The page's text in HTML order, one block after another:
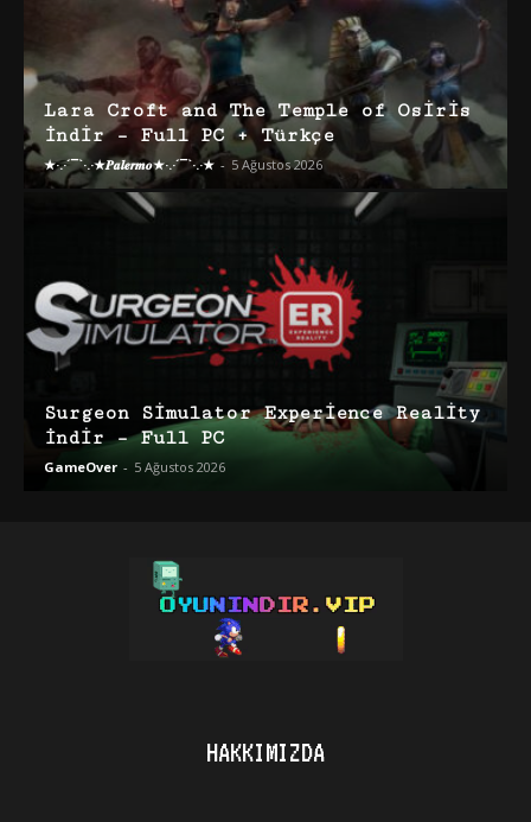
Lara Croft and The Temple of Osiris
İndir – Full PC + Türkçe
★·.·´¯`·.·★𝑷𝒂𝒍𝒆𝒓𝒎𝒐★·.·´¯`·.·★ - 5 Ağustos 2026
Surgeon Simulator Experience Reality
İndir – Full PC
GameOver - 5 Ağustos 2026
HAKKIMIZDA